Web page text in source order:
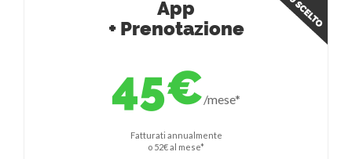
App
+ Prenotazione
45€/mese*
Fatturati annualmente
o 52€ al mese*